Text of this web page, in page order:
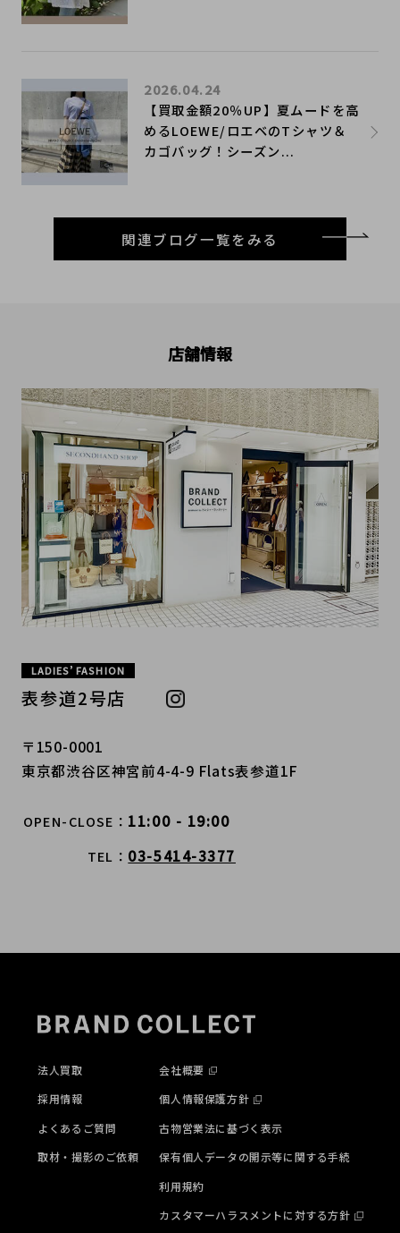
【買取金額20％UP】夏ムードを高
めるLOEWE/ロエベのTシャツ＆
カゴバッグ！シーズン...
2026.04.24
関連ブログ一覧をみる
店舗情報
LADIES’ FASHION
表参道2号店
〒150-0001
東京都渋谷区神宮前4-4-9 Flats表参道1F
OPEN-CLOSE 11:00 - 19:00
TEL 03-5414-3377
法人買取
採用情報
よくあるご質問
取材・撮影のご依頼
会社概要
個人情報保護方針
古物営業法に基づく表示
保有個人データの開示等に関する手続
利用規約
カスタマーハラスメントに対する方針